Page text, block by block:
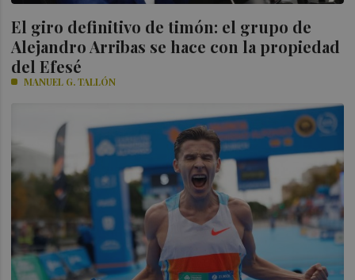
El giro definitivo de timón: el grupo de
Alejandro Arribas se hace con la propiedad
del Efesé
MANUEL G. TALLÓN